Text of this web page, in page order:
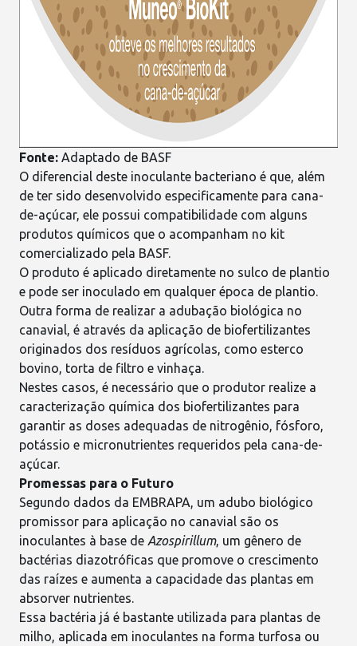
Fonte: Adaptado de BASF
O diferencial deste inoculante bacteriano é que, além
de ter sido desenvolvido especificamente para cana-
de-açúcar, ele possui compatibilidade com alguns
produtos químicos que o acompanham no kit
comercializado pela BASF.
O produto é aplicado diretamente no sulco de plantio
e pode ser inoculado em qualquer época de plantio.
Outra forma de realizar a adubação biológica no
canavial, é através da aplicação de biofertilizantes
originados dos resíduos agrícolas, como esterco
bovino, torta de filtro e vinhaça.
Nestes casos, é necessário que o produtor realize a
caracterização química dos biofertilizantes para
garantir as doses adequadas de nitrogênio, fósforo,
potássio e micronutrientes requeridos pela cana-de-
açúcar.
Promessas para o Futuro
Segundo dados da EMBRAPA, um adubo biológico
promissor para aplicação no canavial são os
inoculantes à base de Azospirillum, um gênero de
bactérias diazotróficas que promove o crescimento
das raízes e aumenta a capacidade das plantas em
absorver nutrientes.
Essa bactéria já é bastante utilizada para plantas de
milho, aplicada em inoculantes na forma turfosa ou